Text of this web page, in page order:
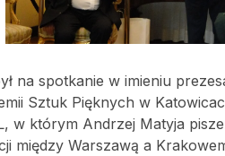
na spotkanie w imieniu
Sztuk Pięknych w
w którym Andrzej Matyja
między Warszawą a